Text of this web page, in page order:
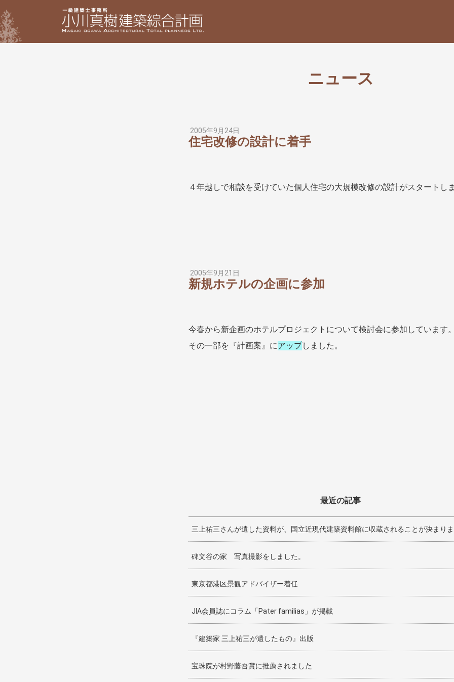
ニュース
2005年9月24日
住宅改修の設計に着手
４年越しで相談を受けていた個人住宅の大規模改修の設計がスタートし
2005年9月21日
新規ホテルの企画に参加
今春から新企画のホテルプロジェクトについて検討会に参加しています
その一部を『計画案』にアップしました。
最近の記事
三上祐三さんが遺した資料が、国立近現代建築資料館に収蔵されることが決まり
碑文谷の家 写真撮影をしました。
東京都港区景観アドバイザー着任
JIA会員誌にコラム「Pater familias」が掲載
『建築家 三上祐三が遺したもの』出版
宝珠院が村野藤吾賞に推薦されました